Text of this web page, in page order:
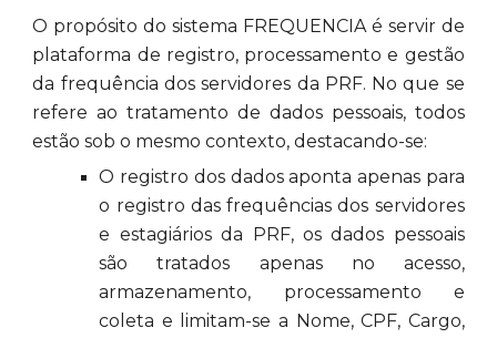
O propósito do sistema FREQUENCIA é servir de
plataforma de registro, processamento e gestão
da frequência dos servidores da PRF. No que se
refere ao tratamento de dados pessoais, todos
estão sob o mesmo contexto, destacando-se:
O registro dos dados aponta apenas para
o registro das frequências dos servidores
e estagiários da PRF, os dados pessoais
são tratados apenas no acesso,
armazenamento, processamento e
coleta e limitam-se a Nome, CPF, Cargo,